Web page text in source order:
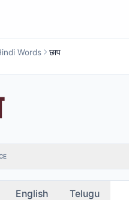
Words छाप
English Telugu